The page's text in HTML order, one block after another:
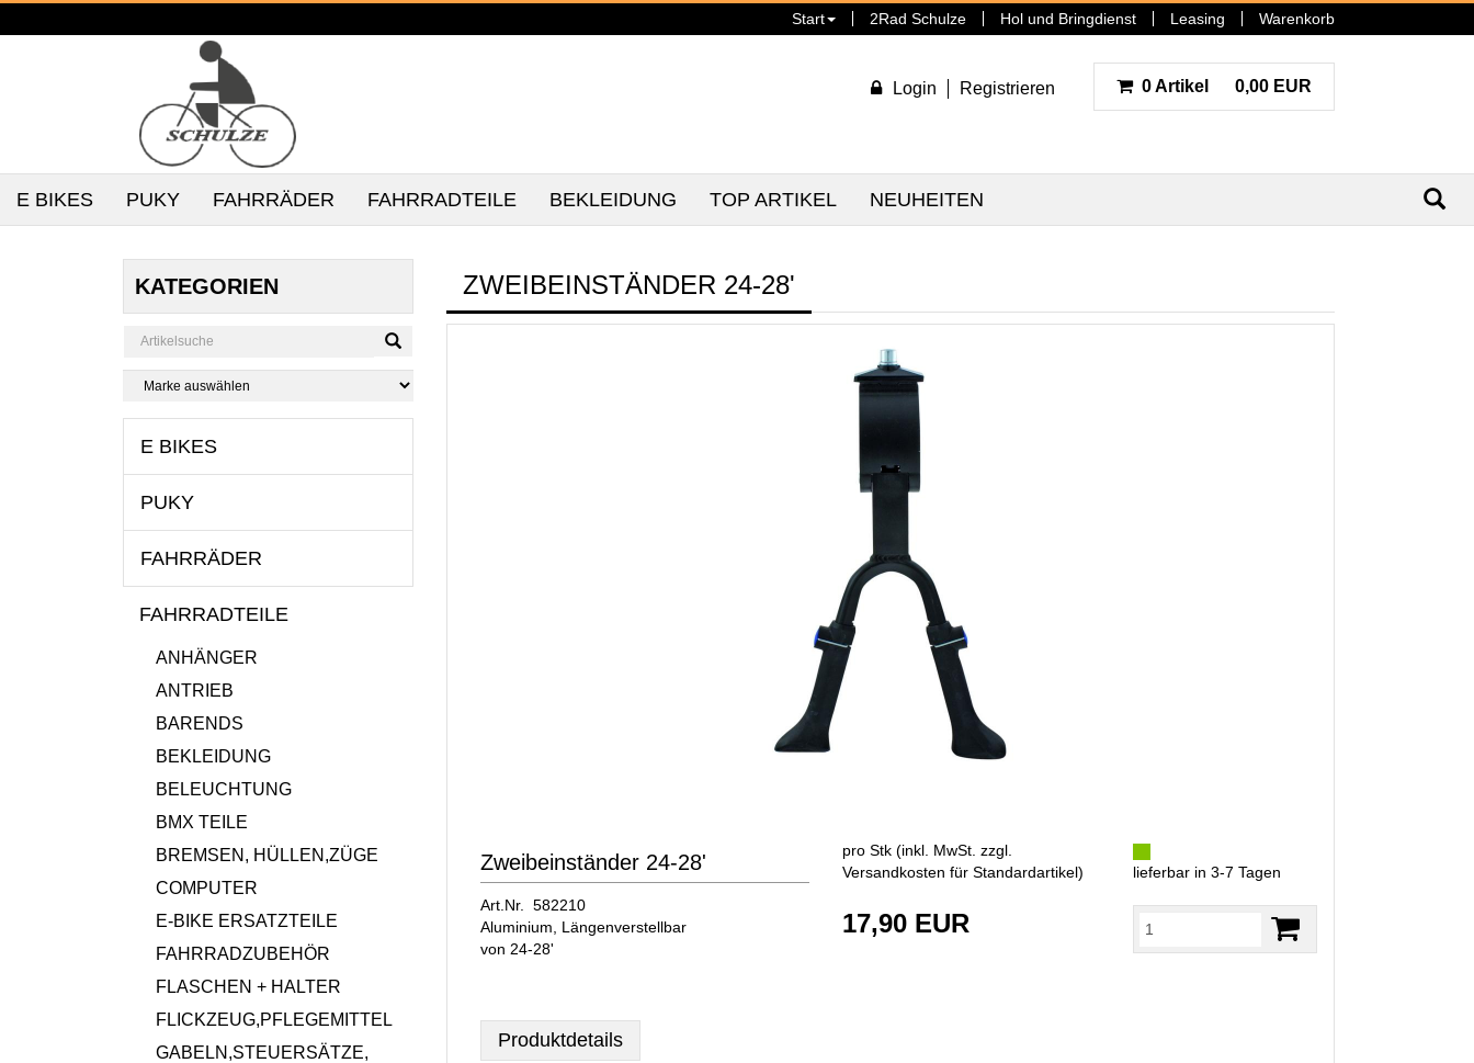
Start 2Rad Schulze Hol und Bringdienst Leasing Warenkorb
Login Registrieren 0 Artikel 0,00 EUR
E BIKES PUKY FAHRRÄDER FAHRRADTEILE BEKLEIDUNG TOP ARTIKEL NEUHEITEN
KATEGORIEN
E BIKES
PUKY
FAHRRÄDER
FAHRRADTEILE
ANHÄNGER
ANTRIEB
BARENDS
BEKLEIDUNG
BELEUCHTUNG
BMX TEILE
BREMSEN, HÜLLEN,ZÜGE
COMPUTER
E-BIKE ERSATZTEILE
FAHRRADZUBEHÖR
FLASCHEN + HALTER
FLICKZEUG,PFLEGEMITTEL
GABELN,STEUERSÄTZE,
ZWEIBEINSTÄNDER 24-28'
Zweibeinständer 24-28'
Art.Nr. 582210
Aluminium, Längenverstellbar
von 24-28'
pro Stk (inkl. MwSt. zzgl.
Versandkosten für Standardartikel)
17,90 EUR
lieferbar in 3-7 Tagen
Produktdetails